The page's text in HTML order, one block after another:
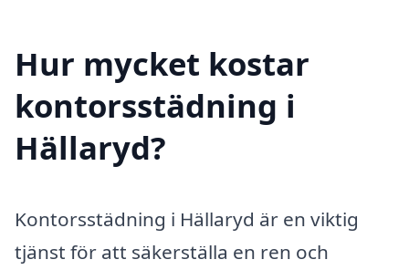
Hur mycket kostar
kontorsstädning i
Hällaryd?
Kontorsstädning i Hällaryd är en viktig
tjänst för att säkerställa en ren och